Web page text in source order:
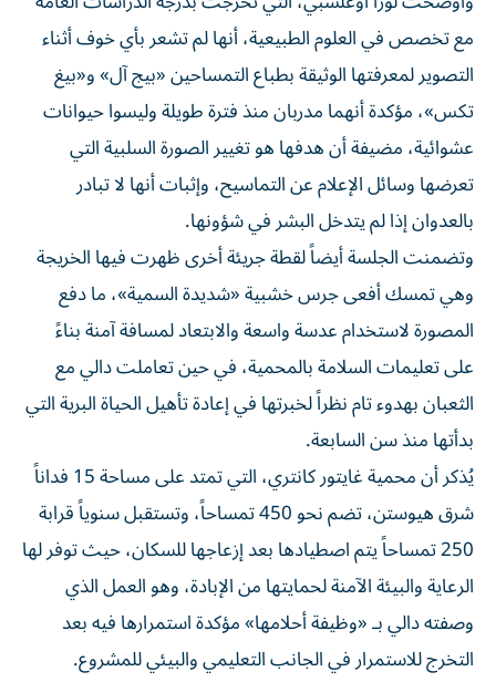
مع تخصص في العلوم الطبيعية، أنها لم تشعر بأي خوف أثناء
التصوير لمعرفتها الوثيقة بطباع التمساحين «بيج آل» و«بيغ
تكس»، مؤكدة أنهما مدربان منذ فترة طويلة وليسوا حيوانات
عشوائية، مضيفة أن هدفها هو تغيير الصورة السلبية التي
تعرضها وسائل الإعلام عن التماسيح، وإثبات أنها لا تبادر
بالعدوان إذا لم يتدخل البشر في شؤونها.
وتضمنت الجلسة أيضاً لقطة جريئة أخرى ظهرت فيها الخريجة
وهي تمسك أفعى جرس خشبية «شديدة السمية»، ما دفع
المصورة لاستخدام عدسة واسعة والابتعاد لمسافة آمنة بناءً
على تعليمات السلامة بالمحمية، في حين تعاملت دالي مع
الثعبان بهدوء تام نظراً لخبرتها في إعادة تأهيل الحياة البرية التي
بدأتها منذ سن السابعة.
يُذكر أن محمية غايتور كانتري، التي تمتد على مساحة 15 فداناً
شرق هيوستن، تضم نحو 450 تمساحاً، وتستقبل سنوياً قرابة
250 تمساحاً يتم اصطيادها بعد إزعاجها للسكان، حيث توفر لها
الرعاية والبيئة الآمنة لحمايتها من الإبادة، وهو العمل الذي
وصفته دالي بـ «وظيفة أحلامها» مؤكدة استمرارها فيه بعد
التخرج للاستمرار في الجانب التعليمي والبيئي للمشروع.